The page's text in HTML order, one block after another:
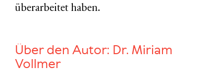
überarbeitet haben.
Über den Autor: Dr. Miriam
Vollmer